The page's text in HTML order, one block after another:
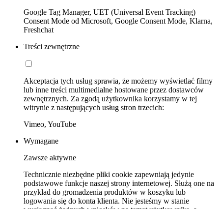
Google Tag Manager, UET (Universal Event Tracking)
Consent Mode od Microsoft, Google Consent Mode, Klarna,
Freshchat
Treści zewnętrzne
Akceptacja tych usług sprawia, że możemy wyświetlać filmy
lub inne treści multimedialne hostowane przez dostawców
zewnętrznych. Za zgodą użytkownika korzystamy w tej
witrynie z następujących usług stron trzecich:
Vimeo, YouTube
Wymagane
Zawsze aktywne
Technicznie niezbędne pliki cookie zapewniają jedynie
podstawowe funkcje naszej strony internetowej. Służą one na
przykład do gromadzenia produktów w koszyku lub
logowania się do konta klienta. Nie jesteśmy w stanie